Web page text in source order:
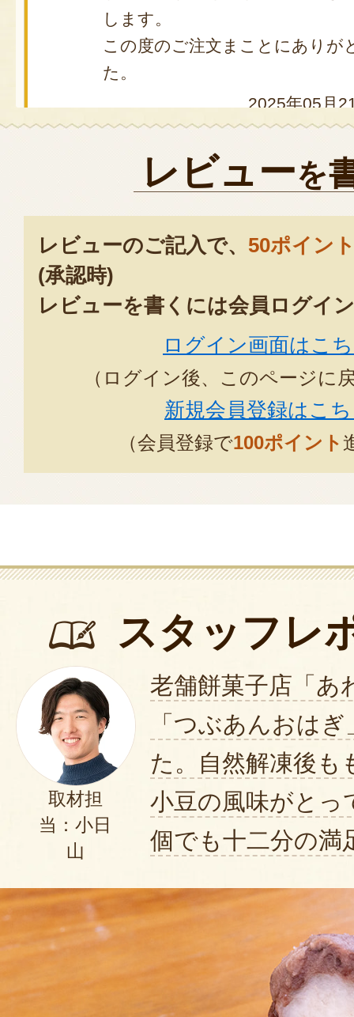
します。
この度のご注文まことにありが
た。
2025年05月
既に亡くなった祖父のお誕生日に
てもらいました。とっても喜んで
ったので、来年も贈りたいと思い
要望、電話での問い合わせ等々、
して下さりました。おはぎのお店
が、あわづやさんを選んで良かっ
2023年10月
この度はご購入ありがとうござ
お贈りになられた先様にも喜ん
こと、とても嬉しく思います。
今年の母の日に買わせていただき
があるの、ありがたかったです。
していただけて、大変感謝してお
しい」と喜んでいただけました。
います！
2023年05
この度はご購入ありがとうござ
母の日の贈り物としてお母様に
のこと、とても嬉しく思います
またご縁がありましたら、よろ
ます。
この度のご注文まことにありが
2023年05月
レビューを
レビューのご記入で、 50ポイン
(承認時)
レビューを書くには会員ログイ
ログイン画面はこ
（ログイン後、このページに
新規会員登録はこ
（会員登録で100ポイント
スタッフレ
取材担
当：小日
山
老舗餅菓子店「あ
「つぶあんおは
た。自然解凍後も
小豆の風味がとっ
個でも十二分の満